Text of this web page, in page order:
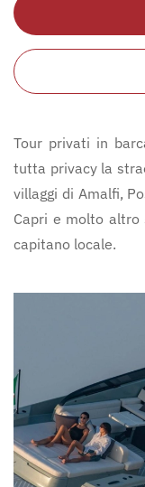
Tour privati in
tutta privacy la
villaggi di Amalfi,
Capri e molto altro
capitano locale.